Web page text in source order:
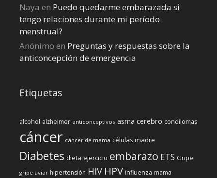
Naya en Puedo quedarme embarazada si
tengo relaciones durante mi perí­odo
menstrual?
Anónimo en Preguntas y respuestas sobre la
anticoncepción de emergencia
Etiquetas
alcohol alzheimer anticonceptivos asma cerebro condilomas
cáncer cáncer de mama células madre
Diabetes dieta ejercicio embarazo ETS Gripe
gripe aviar hipertensión HIV HPV influenza mama